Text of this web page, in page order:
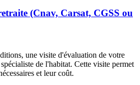
(Cnav, Carsat, CGSS ou
une visite d'évaluation de votre
de l'habitat. Cette visite permet
et leur coût.